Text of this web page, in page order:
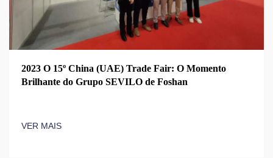
2023 O 15º China (UAE) Trade Fair: O Momento
Brilhante do Grupo SEVILO de Foshan
VER MAIS